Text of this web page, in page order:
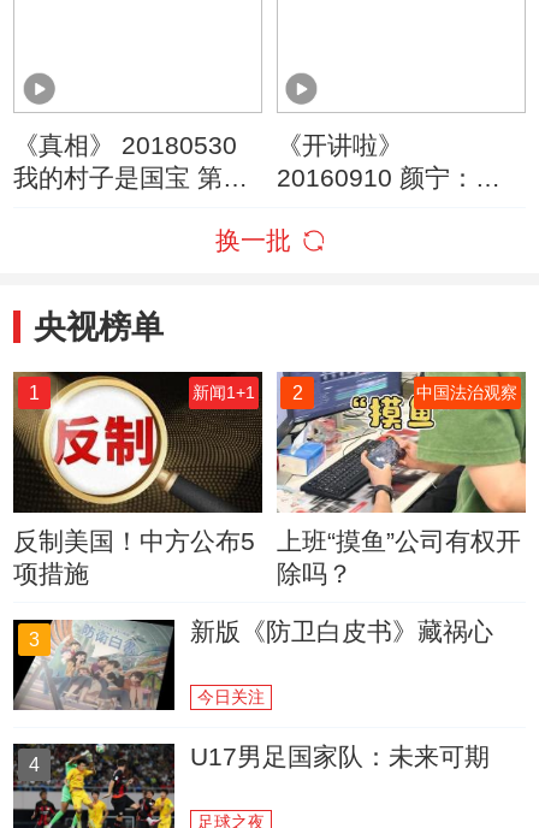
《真相》 20180530
我的村子是国宝 第三
《开讲啦》
20160910 颜宁：女
换一批
央视榜单
1 新闻1+1
反制美国！中方公布5
项措施
2 中国法治观察
上班“摸鱼”公司有权开
除吗？
3 新版《防卫白皮书》藏祸心
今日关注
4 U17男足国家队：未来可期
足球之夜